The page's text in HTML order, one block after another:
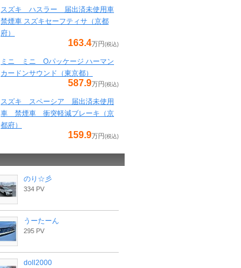
スズキ ハスラー 届出済未使用車
禁煙車 スズキセーフティサ（京都
府）
163.4万円 (税込)
ミニ ミニ Oパッケージ ハーマン
カードンサウンド（東京都）
587.9万円 (税込)
スズキ スペーシア 届出済未使用
車 禁煙車 衝突軽減ブレーキ（京
都府）
159.9万円 (税込)
のり☆彡
334 PV
うーたーん
295 PV
doll2000